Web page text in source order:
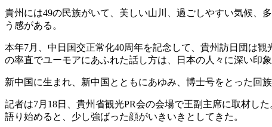
貴州には49の民族がいて、美しい山川、過ごしやすい気候、
う感がある。
本年7月、中日国交正常化40周年を記念して、貴州訪日団は
の率直でユーモアにあふれた話し方は、日本の人々に深い印象
新中国に生まれ、新中国とともにあゆみ、博士号をとった回
記者は7月18日、貴州省観光PR会の会場で王副主席に取材し
語り始めると、少し強ばった顔がいきいきとしてきた。